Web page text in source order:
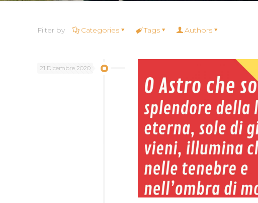
Filter by Categories Tags Authors
21 Dicembre 2020